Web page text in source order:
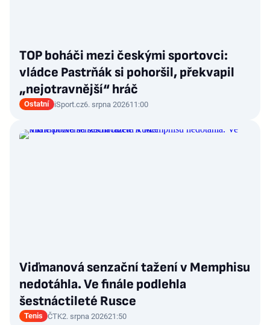
TOP boháči mezi českými sportovci:
vládce Pastrňák si pohoršil, překvapil
„nejotravnější“ hráč
Ostatní iSport.cz6. srpna 202611:00
Viďmanová senzační tažení v Memphisu
nedotáhla. Ve finále podlehla
šestnáctileté Rusce
Tenis ČTK2. srpna 202621:50